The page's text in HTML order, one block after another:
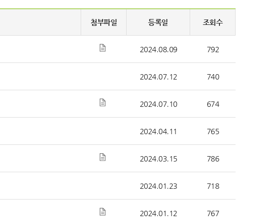
첨부파일 등록일 조회수
2024.08.09 792
2024.07.12 740
2024.07.10 674
2024.04.11 765
2024.03.15 786
2024.01.23 718
2024.01.12 767